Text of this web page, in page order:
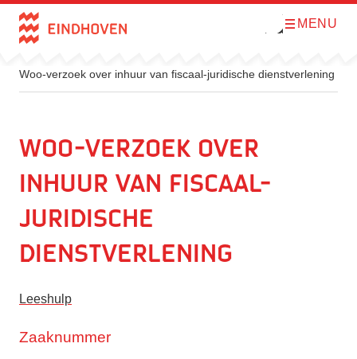
Direct naar de inhoud
O
m
MENU
Woo-verzoek over inhuur van fiscaal-juridische dienstverlening
Woo-verzoek over
inhuur van fiscaal-
juridische
dienstverlening
Leeshulp
Zaaknummer